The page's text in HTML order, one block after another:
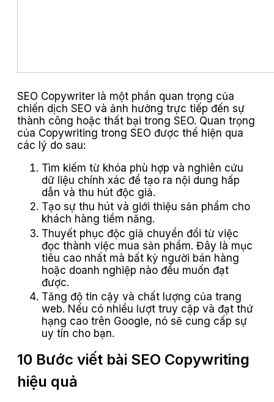
SEO Copywriter là một phần quan trọng của
chiến dịch SEO và ảnh hưởng trực tiếp đến sự
thành công hoặc thất bại trong SEO. Quan trọng
của Copywriting trong SEO được thể hiện qua
các lý do sau:
Tìm kiếm từ khóa phù hợp và nghiên cứu
dữ liệu chính xác để tạo ra nội dung hấp
dẫn và thu hút độc giả.
Tạo sự thu hút và giới thiệu sản phẩm cho
khách hàng tiềm năng.
Thuyết phục độc giả chuyển đổi từ việc
đọc thành việc mua sản phẩm. Đây là mục
tiêu cao nhất mà bất kỳ người bán hàng
hoặc doanh nghiệp nào đều muốn đạt
được.
Tăng độ tin cậy và chất lượng của trang
web. Nếu có nhiều lượt truy cập và đạt thứ
hạng cao trên Google, nó sẽ cung cấp sự
uy tín cho bạn.
10 Bước viết bài SEO Copywriting
hiệu quả